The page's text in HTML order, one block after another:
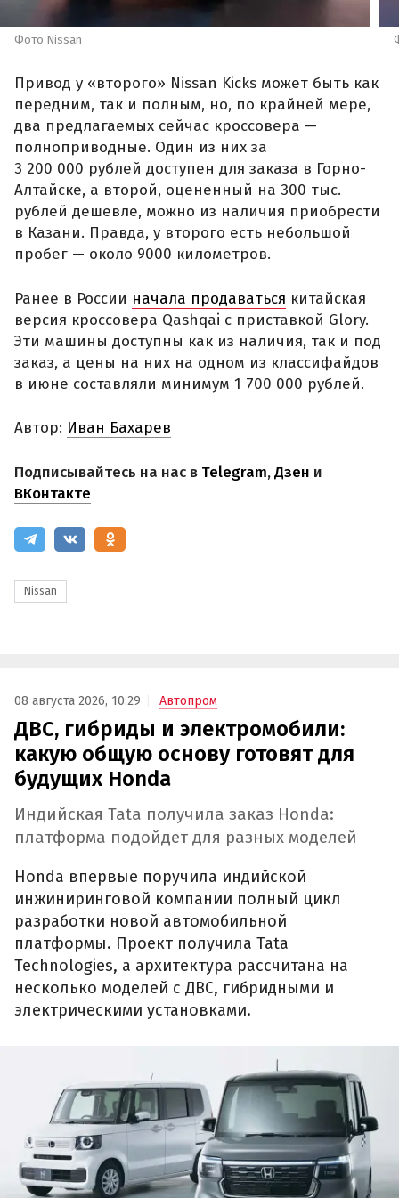
Фото Nissan
Привод у «второго» Nissan Kicks может быть как
передним, так и полным, но, по крайней мере,
два предлагаемых сейчас кроссовера —
полноприводные. Один из них за
3 200 000 рублей доступен для заказа в Горно-
Алтайске, а второй, оцененный на 300 тыс.
рублей дешевле, можно из наличия приобрести
в Казани. Правда, у второго есть небольшой
пробег — около 9000 километров.
Ранее в России начала продаваться китайская
версия кроссовера Qashqai с приставкой Glory.
Эти машины доступны как из наличия, так и под
заказ, а цены на них на одном из классифайдов
в июне составляли минимум 1 700 000 рублей.
Автор: Иван Бахарев
Подписывайтесь на нас в Telegram,Дзен и
ВКонтакте
Nissan
08 августа 2026, 10:29 Автопром
ДВС, гибриды и электромобили:
какую общую основу готовят для
будущих Honda
Индийская Tata получила заказ Honda:
платформа подойдет для разных моделей
Honda впервые поручила индийской
инжиниринговой компании полный цикл
разработки новой автомобильной
платформы. Проект получила Tata
Technologies, а архитектура рассчитана на
несколько моделей с ДВС, гибридными и
электрическими установками.